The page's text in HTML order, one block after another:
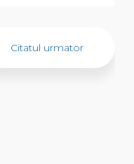
Citatul urmator